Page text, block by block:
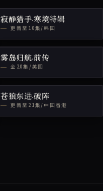
寂静猎手·寒境特辑
更新至10集/韩国
雾岛归航·前传
全20集/英国
苍狼东进·破阵
更新至21集/中国香港